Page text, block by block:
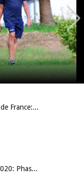
8ème tour de la coupe de France: JS Saint Pierroise 1-1 FC M'Tsapéré ( 4-5 TAB )
Danone Nations Cup 2020: Phase finale à la Saline les Bains